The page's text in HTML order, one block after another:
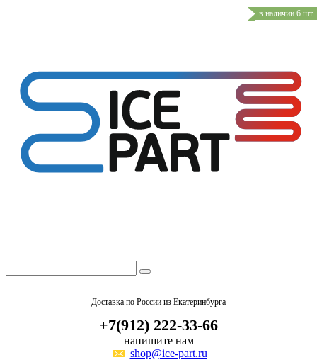
Доставка по России из Екатеринбурга
+7(912) 222-33-66
напишите нам
shop@ice-part.ru
в наличии 6 шт